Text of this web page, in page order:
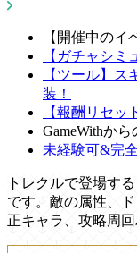
【開催中のイ
【ガチャシミ
【ツール】
装！
【報酬リセッ
GameWithか
未経験可&完
トレクルで登場す
です。敵の属性、
正キャラ、攻略周